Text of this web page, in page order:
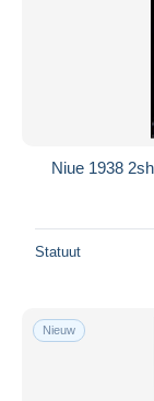
Alle
Prijs
Alleen met
Gratis
Betaalmiddelen
Niue 1938
Statuut
Nieuw